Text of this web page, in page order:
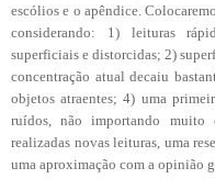
escólios e o apêndice.
considerando: 1) leituras
superficiais e distorcidas; 2)
concentração atual decaiu
objetos atraentes; 4) uma
ruídos, não importando muito
realizadas novas leituras, uma
uma aproximação com a opinião